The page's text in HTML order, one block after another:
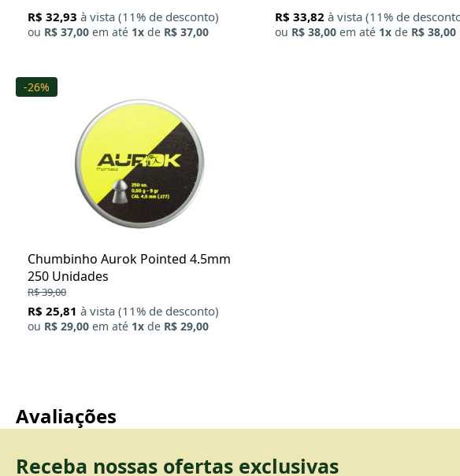
R$ 32,93 à vista (11% de desconto)
ou R$ 37,00 em até 1x de R$ 37,00
R$ 33,82 à vista (11% de
ou R$ 38,00 em até 1x de R$ 38,00
-26%
Chumbinho Aurok Pointed 4.5mm
250 Unidades
R$ 39,00
R$ 25,81 à vista (11% de desconto)
ou R$ 29,00 em até 1x de R$ 29,00
Avaliações
Receba nossas ofertas exclusivas